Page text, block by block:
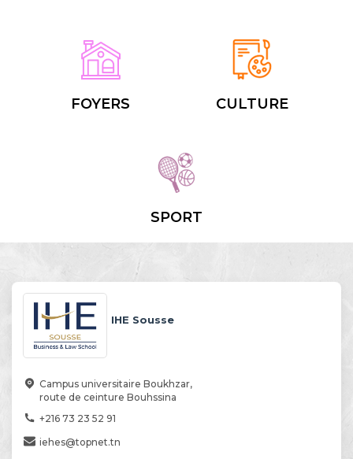
FOYERS CULTURE
SPORT
IHE Sousse
Campus universitaire Boukhzar,
route de ceinture Bouhssina
+216 73 23 52 91
iehes@topnet.tn